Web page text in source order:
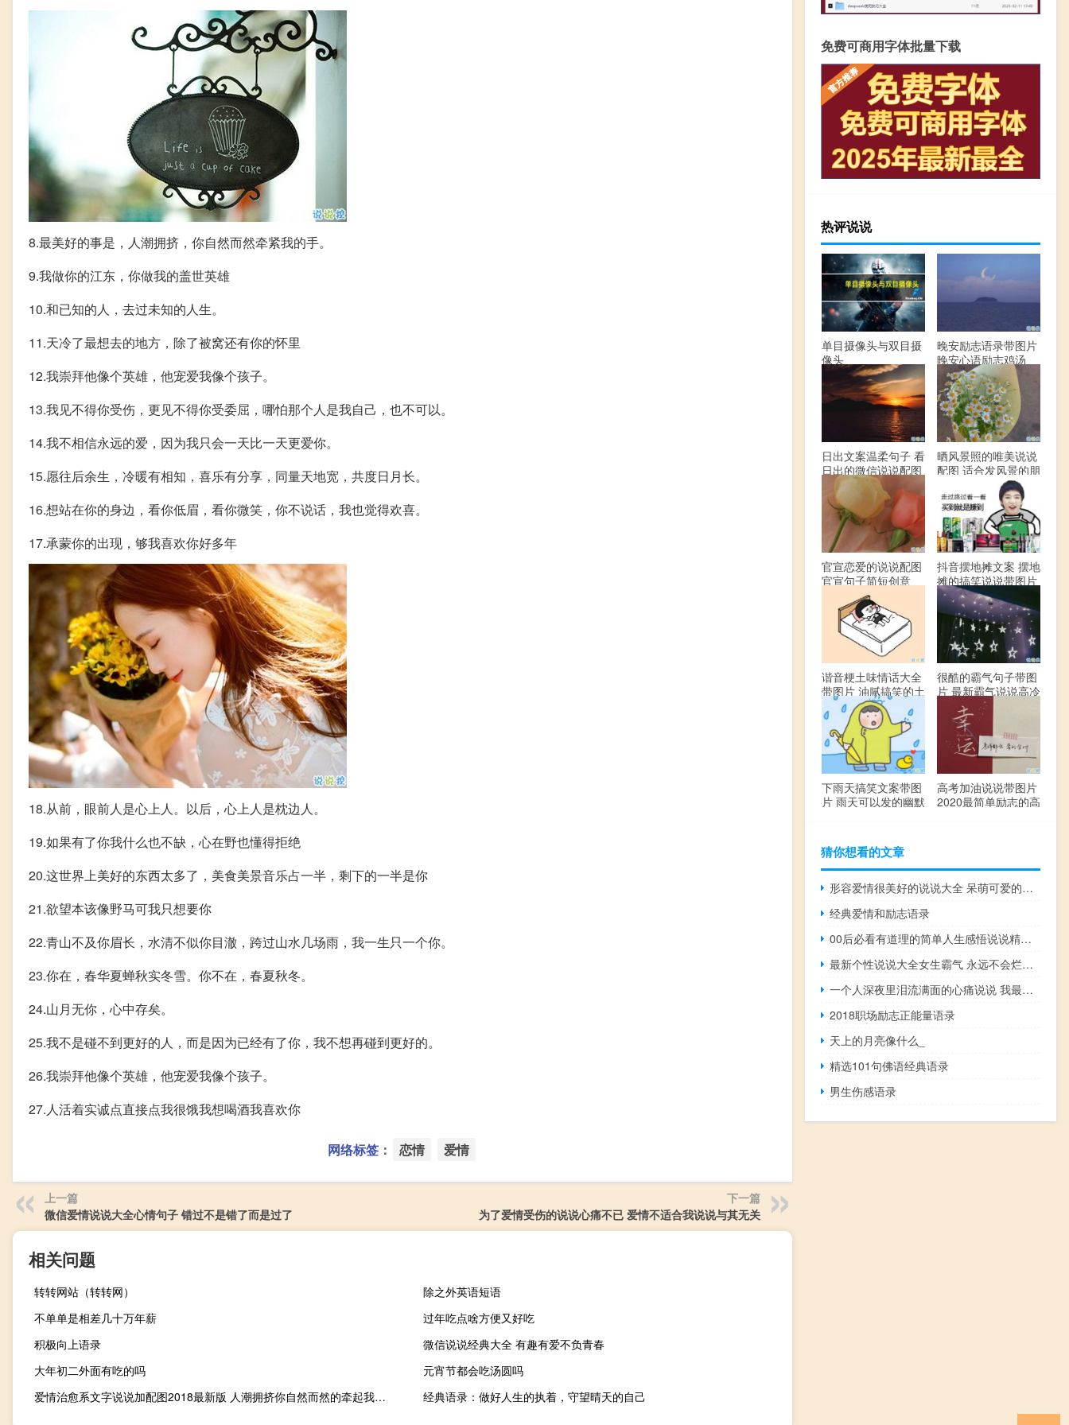
8.最美好的事是，人潮拥挤，你自然而然牵紧我的手。
9.我做你的江东，你做我的盖世英雄
10.和已知的人，去过未知的人生。
11.天冷了最想去的地方，除了被窝还有你的怀里
12.我崇拜他像个英雄，他宠爱我像个孩子。
13.我见不得你受伤，更见不得你受委屈，哪怕那个人是我自己，也不可以。
14.我不相信永远的爱，因为我只会一天比一天更爱你。
15.愿往后余生，冷暖有相知，喜乐有分享，同量天地宽，共度日月长。
16.想站在你的身边，看你低眉，看你微笑，你不说话，我也觉得欢喜。
17.承蒙你的出现，够我喜欢你好多年
18.从前，眼前人是心上人。以后，心上人是枕边人。
19.如果有了你我什么也不缺，心在野也懂得拒绝
20.这世界上美好的东西太多了，美食美景音乐占一半，剩下的一半是你
21.欲望本该像野马可我只想要你
22.青山不及你眉长，水清不似你目澈，跨过山水几场雨，我一生只一个你。
23.你在，春华夏蝉秋实冬雪。你不在，春夏秋冬。
24.山月无你，心中存矣。
25.我不是碰不到更好的人，而是因为已经有了你，我不想再碰到更好的。
26.我崇拜他像个英雄，他宠爱我像个孩子。
27.人活着实诚点直接点我很饿我想喝酒我喜欢你
网络标签： 恋情 爱情
上一篇
微信爱情说说大全心情句子 错过不是错了而是过了
下一篇
为了爱情受伤的说说心痛不已 爱情不适合我说说与其无关
相关问题
转转网站（转转网）
除之外英语短语
不单单是相差几十万年薪
过年吃点啥方便又好吃
积极向上语录
微信说说经典大全 有趣有爱不负青春
大年初二外面有吃的吗
元宵节都会吃汤圆吗
爱情治愈系文字说说加配图2018最新版 人潮拥挤你自然而然的牵起我的手
经典语录：做好人生的执着，守望晴天的自己
免费可商用字体批量下载
热评说说
单目摄像头与双目摄
像头
晚安励志语录带图片
晚安心语励志鸡汤
日出文案温柔句子 看
日出的微信说说配图
晒风景照的唯美说说
配图 适合发风景的朋
官宣恋爱的说说配图
官宣句子简短创意
抖音摆地摊文案 摆地
摊的搞笑说说带图片
谐音梗土味情话大全
带图片 油腻搞笑的土
味情话
很酷的霸气句子带图
片 最新霸气说说高冷
下雨天搞笑文案带图
片 雨天可以发的幽默
高考加油说说带图片
2020最简单励志的高
猜你想看的文章
形容爱情很美好的说说大全 呆萌可爱的简单暖心情话合集
经典爱情和励志语录
00后必看有道理的简单人生感悟说说精选：成长是什么
最新个性说说大全女生霸气 永远不会烂大街的句子
一个人深夜里泪流满面的心痛说说 我最后一件能为你做的事竟然是走出你的人生
2018职场励志正能量语录
天上的月亮像什么_
精选101句佛语经典语录
男生伤感语录